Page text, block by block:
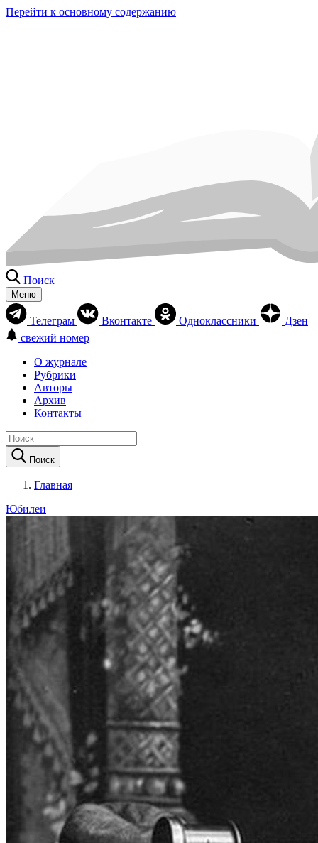
Перейти к основному содержанию
Поиск
Меню
Телеграм Вконтакте Одноклассники
Дзен
свежий номер
О журнале
Рубрики
Авторы
Архив
Контакты
Поиск
Главная
Юбилеи